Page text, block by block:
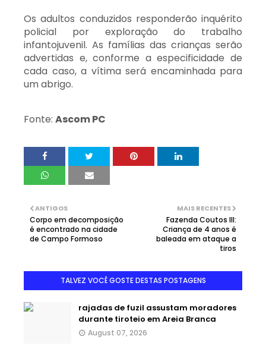
Os adultos conduzidos responderão inquérito
policial por exploração do trabalho
infantojuvenil. As famílias das crianças serão
advertidas e, conforme a especificidade de
cada caso, a vítima será encaminhada para
um abrigo.
Fonte: Ascom PC
MAIS RECENTES
Fazenda Coutos III:
Criança de 4 anos é
baleada em ataque a
tiros
ANTIGOS
Corpo em decomposição
é encontrado na cidade
de Campo Formoso
TALVEZ VOCÊ GOSTE DESTAS POSTAGENS
rajadas de fuzil assustam moradores
durante tiroteio em Areia Branca
August 07, 2026